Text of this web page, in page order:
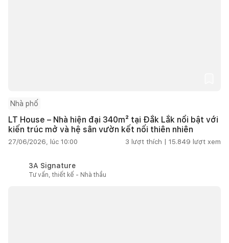
Nhà phố
LT House – Nhà hiện đại 340m² tại Đắk Lắk nổi bật với
kiến trúc mở và hệ sân vườn kết nối thiên nhiên
27/06/2026, lúc 10:00 3 lượt thích | 15.849 lượt xem
3A Signature
Tư vấn, thiết kế - Nhà thầu